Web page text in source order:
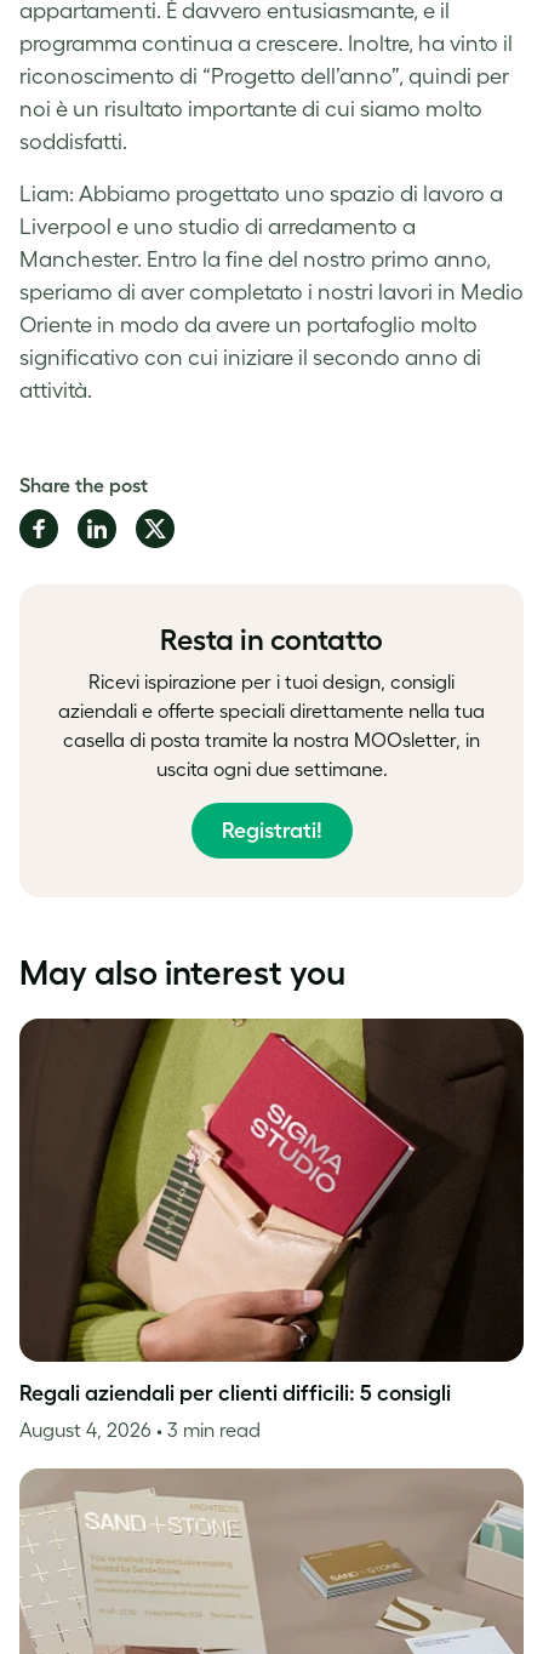
appartamenti. È davvero entusiasmante, e il
programma continua a crescere. Inoltre, ha vinto il
riconoscimento di “Progetto dell’anno”, quindi per
noi è un risultato importante di cui siamo molto
soddisfatti.
Liam: Abbiamo progettato uno spazio di lavoro a
Liverpool e uno studio di arredamento a
Manchester. Entro la fine del nostro primo anno,
speriamo di aver completato i nostri lavori in Medio
Oriente in modo da avere un portafoglio molto
significativo con cui iniziare il secondo anno di
attività.
Share the post
Share
on
Share
on
Share
on
Resta in contatto
Ricevi ispirazione per i tuoi design, consigli
aziendali e offerte speciali direttamente nella tua
casella di posta tramite la nostra MOOsletter, in
uscita ogni due settimane.
Registrati!
May also interest you
Regali aziendali per clienti difficili: 5 consigli
August 4, 2026 • 3 min read